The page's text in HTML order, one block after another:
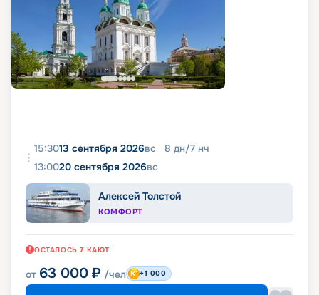
15:3013 сентября 2026вс 8 дн/7 нч
13:0020 сентября 2026вс
Алексей Толстой
КОМФОРТ
ОСТАЛОСЬ 7 КАЮТ
от 63 000 ₽ /чел +1 000